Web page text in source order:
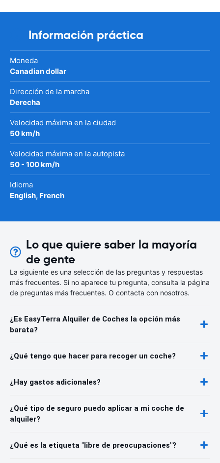
Información práctica
Moneda
Canadian dollar
Dirección de la marcha
Derecha
Velocidad máxima en la ciudad
50 km/h
Velocidad máxima en la autopista
50 - 100 km/h
Idioma
English, French
Lo que quiere saber la mayoría
de gente
La siguiente es una selección de las preguntas y respuestas
más frecuentes. Si no aparece tu pregunta, consulta la página
de preguntas más frecuentes. O contacta con nosotros.
¿Es EasyTerra Alquiler de Coches la opción más
barata?
¿Qué tengo que hacer para recoger un coche?
¿Hay gastos adicionales?
¿Qué tipo de seguro puedo aplicar a mi coche de
alquiler?
¿Qué es la etiqueta "libre de preocupaciones"?